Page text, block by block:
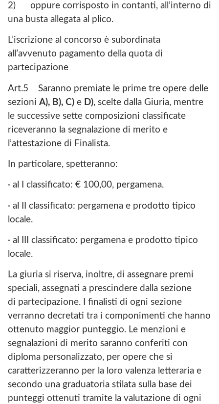
2) oppure corrisposto in contanti, all’interno di
una busta allegata al plico.
L’iscrizione al concorso è subordinata
all’avvenuto pagamento della quota di
partecipazione
Art.5 Saranno premiate le prime tre opere delle
sezioni A), B), C) e D), scelte dalla Giuria, mentre
le successive sette composizioni classificate
riceveranno la segnalazione di merito e
l’attestazione di Finalista.
In particolare, spetteranno:
· al I classificato: € 100,00, pergamena.
· al II classificato: pergamena e prodotto tipico
locale.
· al III classificato: pergamena e prodotto tipico
locale.
La giuria si riserva, inoltre, di assegnare premi
speciali, assegnati a prescindere dalla sezione
di partecipazione. I finalisti di ogni sezione
verranno decretati tra i componimenti che hanno
ottenuto maggior punteggio. Le menzioni e
segnalazioni di merito saranno conferiti con
diploma personalizzato, per opere che si
caratterizzeranno per la loro valenza letteraria e
secondo una graduatoria stilata sulla base dei
punteggi ottenuti tramite la valutazione di ogni